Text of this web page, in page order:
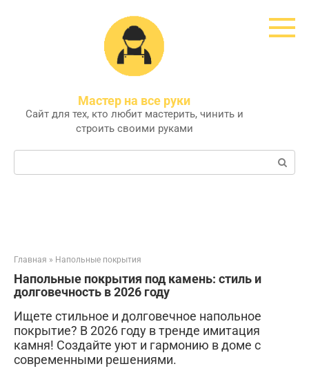
Мастер на все руки
Сайт для тех, кто любит мастерить, чинить и
строить своими руками
Поиск:
Главная » Напольные покрытия
Напольные покрытия под камень: стиль и
долговечность в 2026 году
Ищете стильное и долговечное напольное
покрытие? В 2026 году в тренде имитация
камня! Создайте уют и гармонию в доме с
современными решениями.